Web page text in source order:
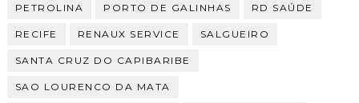
PETROLINA PORTO DE GALINHAS RD SAÚDE
RECIFE RENAUX SERVICE SALGUEIRO
SANTA CRUZ DO CAPIBARIBE
SAO LOURENCO DA MATA